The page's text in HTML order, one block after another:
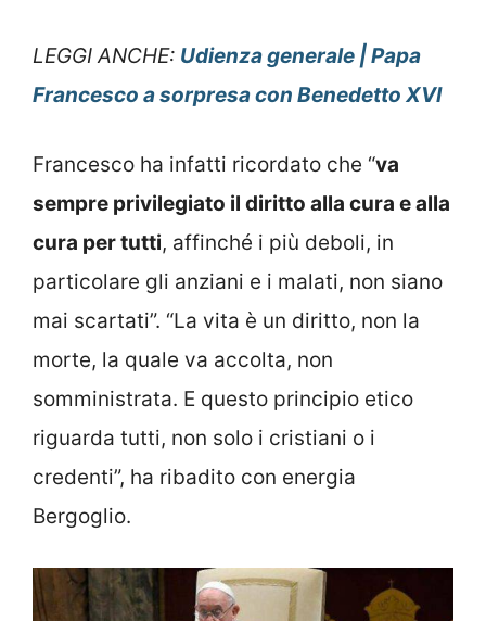
LEGGI ANCHE: Udienza generale | Papa
Francesco a sorpresa con Benedetto XVI
Francesco ha infatti ricordato che “va
sempre privilegiato il diritto alla cura e alla
cura per tutti, affinché i più deboli, in
particolare gli anziani e i malati, non siano
mai scartati”. “La vita è un diritto, non la
morte, la quale va accolta, non
somministrata. E questo principio etico
riguarda tutti, non solo i cristiani o i
credenti”, ha ribadito con energia
Bergoglio.